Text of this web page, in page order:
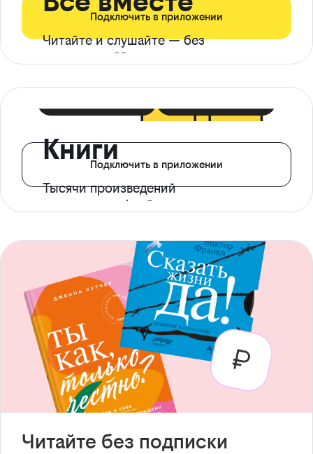
Читайте и слушайте — без
ограничений*
Подключить в приложении
Книги
Тысячи произведений
с доступом офлайн
Подключить в приложении
Читайте без подписки